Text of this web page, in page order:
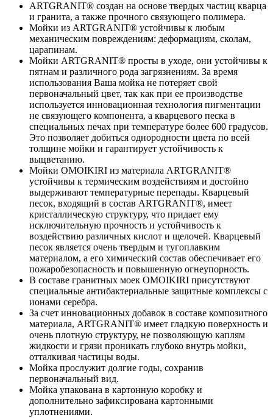
ARTGRANIT® создан на основе твердых частиц кварца
и гранита, а также прочного связующего полимера.
Мойки из ARTGRANIT® устойчивы к любым
механическим повреждениям: деформациям, сколам,
царапинам.
Мойки ARTGRANIT® просты в уходе, они устойчивы к
пятнам и различного рода загрязнениям. За время
использования Ваша мойка не потеряет свой
первоначальный цвет, так как при ее производстве
используется инновационная технология пигментации
не связующего компонента, а кварцевого песка в
специальных печах при температуре более 600 градусов.
Это позволяет добиться однородности цвета по всей
толщине мойки и гарантирует устойчивость к
выцветанию.
Мойки OMOIKIRI из материала ARTGRANIT®
устойчивы к термическим воздействиям и достойно
выдерживают температурные перепады. Кварцевый
песок, входящий в состав ARTGRANIT®, имеет
кристаллическую структуру, что придает ему
исключительную прочность и устойчивость к
воздействию различных кислот и щелочей. Кварцевый
песок является очень твердым и тугоплавким
материалом, а его химический состав обеспечивает его
пожаробезопасность и повышенную огнеупорность.
В составе гранитных моек OMOIKIRI присутствуют
специальные антибактериальные защитные комплексы с
ионами серебра.
За счет инновационных добавок в составе композитного
материала, ARTGRANIT® имеет гладкую поверхность и
очень плотную структуру, не позволяющую каплям
жидкости и грязи проникать глубоко внутрь мойки,
отталкивая частицы воды.
Мойка прослужит долгие годы, сохранив
первоначальный вид.
Мойка упакована в картонную коробку и
дополнительно зафиксирована картонными
уплотнениями.